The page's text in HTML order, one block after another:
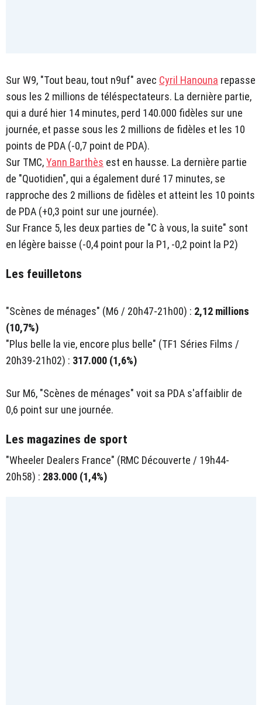
Sur W9, "Tout beau, tout n9uf" avec Cyril Hanouna repasse
sous les 2 millions de téléspectateurs. La dernière partie,
qui a duré hier 14 minutes, perd 140.000 fidèles sur une
journée, et passe sous les 2 millions de fidèles et les 10
points de PDA (-0,7 point de PDA).
Sur TMC,Yann Barthès est en hausse. La dernière partie
de "Quotidien", qui a également duré 17 minutes, se
rapproche des 2 millions de fidèles et atteint les 10 points
de PDA (+0,3 point sur une journée).
Sur France 5, les deux parties de "C à vous, la suite" sont
en légère baisse (-0,4 point pour la P1, -0,2 point la P2)
Les feuilletons
"Scènes de ménages" (M6 / 20h47-21h00) : 2,12 millions
(10,7%)
"Plus belle la vie, encore plus belle" (TF1 Séries Films /
20h39-21h02) : 317.000 (1,6%)
Sur M6, "Scènes de ménages" voit sa PDA s'affaiblir de
0,6 point sur une journée.
Les magazines de sport
"Wheeler Dealers France" (RMC Découverte / 19h44-
20h58) : 283.000 (1,4%)